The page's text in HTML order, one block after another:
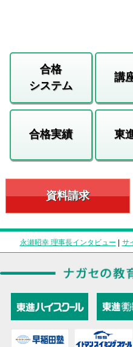
合格
システム
講
合格実績 東
資料請求
永瀬昭幸 理事長インタビュー | サ